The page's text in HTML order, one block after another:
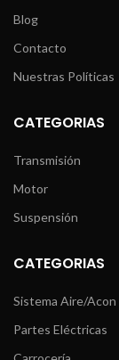
Blog
Contacto
Nuestras Políticas
CATEGORIAS
Transmisión
Motor
Suspensión
CATEGORIAS
Sistema Aire/Acon
Partes Eléctricas